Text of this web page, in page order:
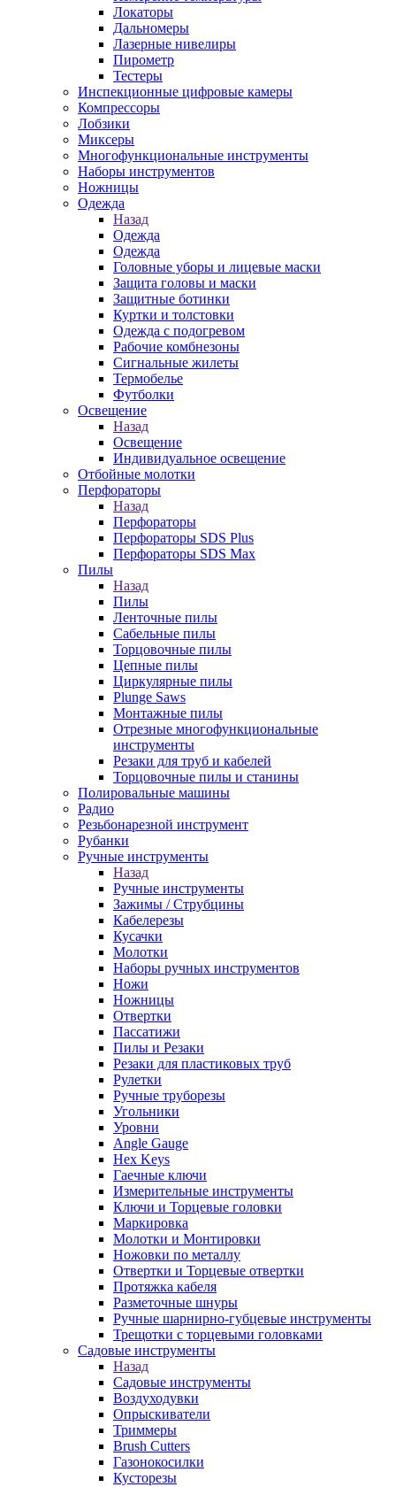
Локаторы
Дальномеры
Лазерные нивелиры
Пирометр
Тестеры
Инспекционные цифровые камеры
Компрессоры
Лобзики
Миксеры
Многофункциональные инструменты
Наборы инструментов
Ножницы
Одежда
Назад
Одежда
Одежда
Головные уборы и лицевые маски
Защита головы и маски
Защитные ботинки
Куртки и толстовки
Одежда с подогревом
Рабочие комбнезоны
Сигнальные жилеты
Термобелье
Футболки
Освещение
Назад
Освещение
Индивидуальное освещение
Отбойные молотки
Перфораторы
Назад
Перфораторы
Перфораторы SDS Plus
Перфораторы SDS Max
Пилы
Назад
Пилы
Ленточные пилы
Сабельные пилы
Торцовочные пилы
Цепные пилы
Циркулярные пилы
Plunge Saws
Монтажные пилы
Отрезные многофункциональные
инструменты
Резаки для труб и кабелей
Торцовочные пилы и станины
Полировальные машины
Радио
Резьбонарезной инструмент
Рубанки
Ручные инструменты
Назад
Ручные инструменты
Зажимы / Струбцины
Кабелерезы
Кусачки
Молотки
Наборы ручных инструментов
Ножи
Ножницы
Отвертки
Пассатижи
Пилы и Резаки
Резаки для пластиковых труб
Рулетки
Ручные труборезы
Угольники
Уровни
Angle Gauge
Hex Keys
Гаечные ключи
Измерительные инструменты
Ключи и Торцевые головки
Маркировка
Молотки и Монтировки
Ножовки по металлу
Отвертки и Торцевые отвертки
Протяжка кабеля
Разметочные шнуры
Ручные шарнирно-губцевые инструменты
Трещотки с торцевыми головками
Садовые инструменты
Назад
Садовые инструменты
Воздуходувки
Опрыскиватели
Триммеры
Brush Cutters
Газонокосилки
Кусторезы